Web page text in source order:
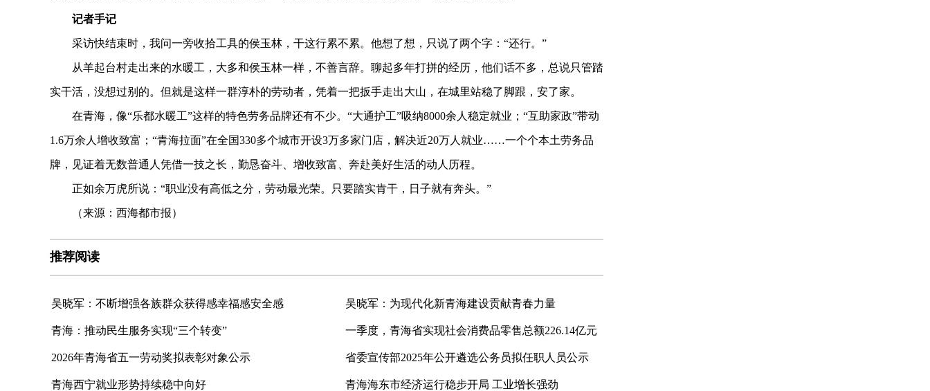
记者手记
采访快结束时，我问一旁收拾工具的侯玉林，干这行累不累。他想了想，只说了两个字：“还行。”
从羊起台村走出来的水暖工，大多和侯玉林一样，不善言辞。聊起多年打拼的经历，他们话不多，总说只管踏
实干活，没想过别的。但就是这样一群淳朴的劳动者，凭着一把扳手走出大山，在城里站稳了脚跟，安了家。
在青海，像“乐都水暖工”这样的特色劳务品牌还有不少。“大通护工”吸纳8000余人稳定就业；“互助家政”带动
1.6万余人增收致富；“青海拉面”在全国330多个城市开设3万多家门店，解决近20万人就业……一个个本土劳务品
牌，见证着无数普通人凭借一技之长，勤恳奋斗、增收致富、奔赴美好生活的动人历程。
正如余万虎所说：“职业没有高低之分，劳动最光荣。只要踏实肯干，日子就有奔头。”
（来源：西海都市报）
推荐阅读
吴晓军：不断增强各族群众获得感幸福感安全感 吴晓军：为现代化新青海建设贡献青春力量
青海：推动民生服务实现“三个转变” 一季度，青海省实现社会消费品零售总额226.14亿元
2026年青海省五一劳动奖拟表彰对象公示 省委宣传部2025年公开遴选公务员拟任职人员公示
青海西宁就业形势持续稳中向好 青海海东市经济运行稳步开局 工业增长强劲